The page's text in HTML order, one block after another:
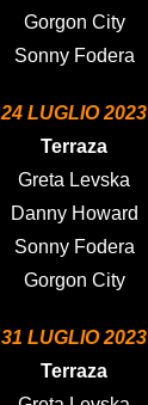
Gorgon City
Sonny Fodera
24 LUGLIO 2023
Terraza
Greta Levska
Danny Howard
Sonny Fodera
Gorgon City
31 LUGLIO 2023
Terraza